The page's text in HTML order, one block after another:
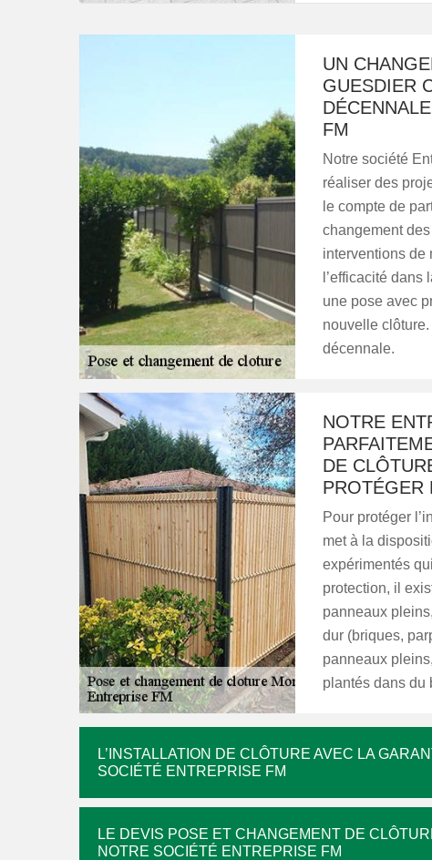
UN
GUESDIER
FM
Notre société
réaliser des
le compte de
changement
interventions de
l’efficacité
une pose avec
nouvelle
décennale.
NOTRE
DE
PROTÉGER
Pour protéger
met à la
expérimentés
protection, il
panneaux
dur (briques,
panneaux
plantés dans du
L’INSTALLATION DE CLÔTURE AVEC LA
SOCIÉTÉ ENTREPRISE FM
LE DEVIS POSE ET CHANGEMENT DE
NOTRE SOCIÉTÉ ENTREPRISE FM